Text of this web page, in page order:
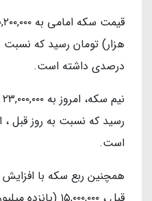
درصدی داشته است.
است.